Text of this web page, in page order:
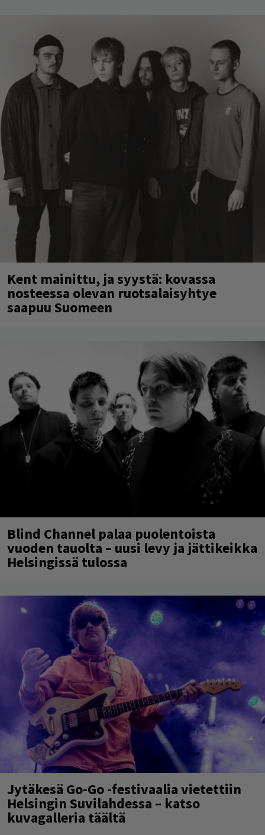
Kent mainittu, ja syystä: kovassa
nosteessa olevan ruotsalaisyhtye
saapuu Suomeen
Blind Channel palaa puolentoista
vuoden tauolta – uusi levy ja jättikeikka
Helsingissä tulossa
Jytäkesä Go-Go -festivaalia vietettiin
Helsingin Suvilahdessa – katso
kuvagalleria täältä